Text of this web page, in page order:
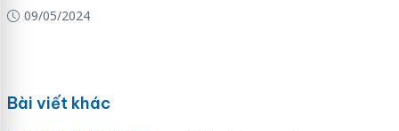
09/05/2024
Bài viết khác